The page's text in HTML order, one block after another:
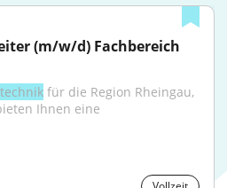
(m/w/d) Fachbereich
für die Region Rheingau,
Ihnen eine